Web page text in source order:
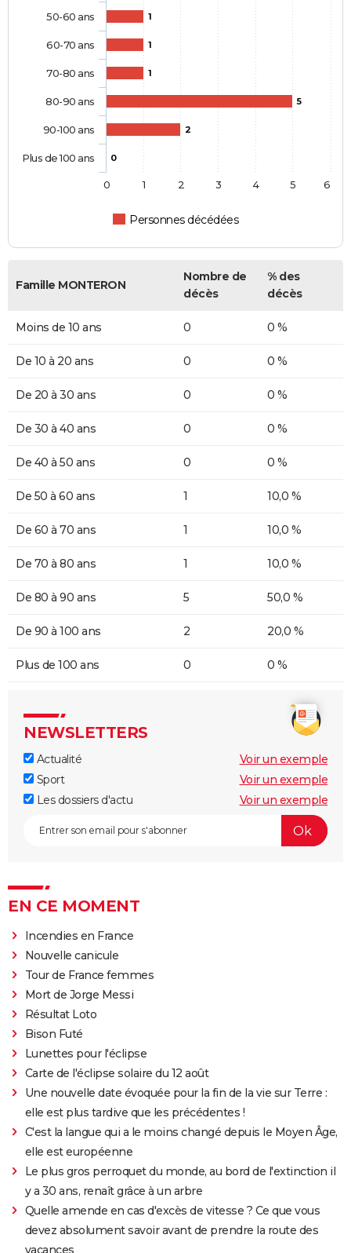
1
1
1
5
2
0
Personnes décédées
50-60 ans
60-70 ans
70-80 ans
80-90 ans
90-100 ans
Plus de 100 ans
0 1 2 3 4 5 6
Famille MONTERON
Nombre de
décès
% des
décès
Moins de 10 ans 0 0 %
De 10 à 20 ans 0 0 %
De 20 à 30 ans 0 0 %
De 30 à 40 ans 0 0 %
De 40 à 50 ans 0 0 %
De 50 à 60 ans 1 10,0 %
De 60 à 70 ans 1 10,0 %
De 70 à 80 ans 1 10,0 %
De 80 à 90 ans 5 50,0 %
De 90 à 100 ans 2 20,0 %
Plus de 100 ans 0 0 %
NEWSLETTERS
Actualité
Voir un exemple
Sport
Voir un exemple
Les dossiers d'actu
Voir un exemple
EN CE MOMENT
Incendies en France
Nouvelle canicule
Tour de France femmes
Mort de Jorge Messi
Résultat Loto
Bison Futé
Lunettes pour l'éclipse
Carte de l'éclipse solaire du 12 août
Une nouvelle date évoquée pour la fin de la vie sur Terre :
elle est plus tardive que les précédentes !
C'est la langue qui a le moins changé depuis le Moyen Âge,
elle est européenne
Le plus gros perroquet du monde, au bord de l'extinction il
y a 30 ans, renaît grâce à un arbre
Quelle amende en cas d'excès de vitesse ? Ce que vous
devez absolument savoir avant de prendre la route des
vacances